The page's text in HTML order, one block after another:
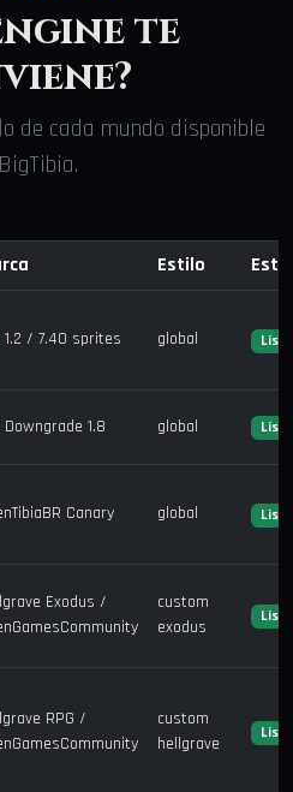
te
de cada mundo disponible
Estilo
1.2 / 7.40 sprites global Listo
Downgrade 1.8 global Listo
Canary global Listo
Exodus /
custom
exodus
Listo
RPG /
custom
hellgrave
Listo